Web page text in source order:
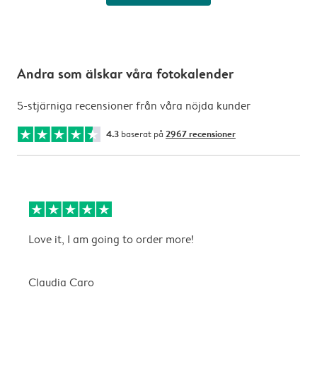
Andra som älskar våra fotokalender
5-stjärniga recensioner från våra nöjda kunder
4.3 baserat på 2967 recensioner
Love it, I am going to order more!
Claudia Caro